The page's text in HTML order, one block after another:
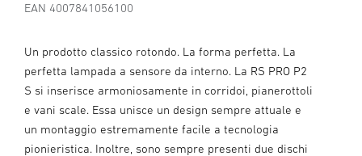
EAN 4007841056100
Un prodotto classico rotondo. La forma perfetta. La
perfetta lampada a sensore da interno. La RS PRO P2
S si inserisce armoniosamente in corridoi, pianerottoli
e vani scale. Essa unisce un design sempre attuale e
un montaggio estremamente facile a tecnologia
pionieristica. Inoltre, sono sempre presenti due dischi